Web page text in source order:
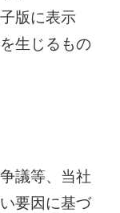
版に表示
生じるもの
議等、当社
要因に基づ